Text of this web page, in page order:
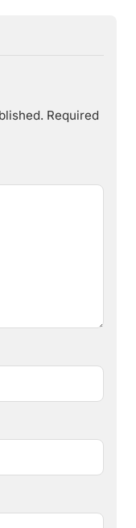
Required